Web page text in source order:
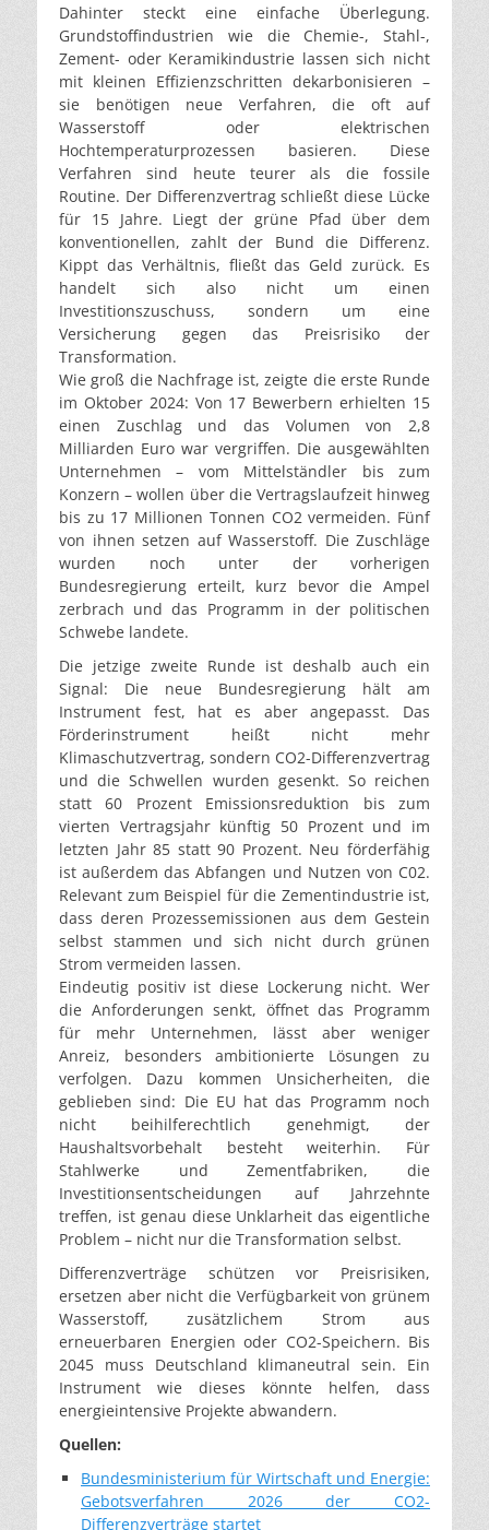
Dahinter steckt eine einfache Überlegung.
Grundstoffindustrien wie die Chemie-, Stahl-,
Zement- oder Keramikindustrie lassen sich nicht
mit kleinen Effizienzschritten dekarbonisieren –
sie benötigen neue Verfahren, die oft auf
Wasserstoff oder elektrischen
Hochtemperaturprozessen basieren. Diese
Verfahren sind heute teurer als die fossile
Routine. Der Differenzvertrag schließt diese Lücke
für 15 Jahre. Liegt der grüne Pfad über dem
konventionellen, zahlt der Bund die Differenz.
Kippt das Verhältnis, fließt das Geld zurück. Es
handelt sich also nicht um einen
Investitionszuschuss, sondern um eine
Versicherung gegen das Preisrisiko der
Transformation.
Wie groß die Nachfrage ist, zeigte die erste Runde
im Oktober 2024: Von 17 Bewerbern erhielten 15
einen Zuschlag und das Volumen von 2,8
Milliarden Euro war vergriffen. Die ausgewählten
Unternehmen – vom Mittelständler bis zum
Konzern – wollen über die Vertragslaufzeit hinweg
bis zu 17 Millionen Tonnen CO2 vermeiden. Fünf
von ihnen setzen auf Wasserstoff. Die Zuschläge
wurden noch unter der vorherigen
Bundesregierung erteilt, kurz bevor die Ampel
zerbrach und das Programm in der politischen
Schwebe landete.
Die jetzige zweite Runde ist deshalb auch ein
Signal: Die neue Bundesregierung hält am
Instrument fest, hat es aber angepasst. Das
Förderinstrument heißt nicht mehr
Klimaschutzvertrag, sondern CO2-Differenzvertrag
und die Schwellen wurden gesenkt. So reichen
statt 60 Prozent Emissionsreduktion bis zum
vierten Vertragsjahr künftig 50 Prozent und im
letzten Jahr 85 statt 90 Prozent. Neu förderfähig
ist außerdem das Abfangen und Nutzen von C02.
Relevant zum Beispiel für die Zementindustrie ist,
dass deren Prozessemissionen aus dem Gestein
selbst stammen und sich nicht durch grünen
Strom vermeiden lassen.
Eindeutig positiv ist diese Lockerung nicht. Wer
die Anforderungen senkt, öffnet das Programm
für mehr Unternehmen, lässt aber weniger
Anreiz, besonders ambitionierte Lösungen zu
verfolgen. Dazu kommen Unsicherheiten, die
geblieben sind: Die EU hat das Programm noch
nicht beihilferechtlich genehmigt, der
Haushaltsvorbehalt besteht weiterhin. Für
Stahlwerke und Zementfabriken, die
Investitionsentscheidungen auf Jahrzehnte
treffen, ist genau diese Unklarheit das eigentliche
Problem – nicht nur die Transformation selbst.
Differenzverträge schützen vor Preisrisiken,
ersetzen aber nicht die Verfügbarkeit von grünem
Wasserstoff, zusätzlichem Strom aus
erneuerbaren Energien oder CO2-Speichern. Bis
2045 muss Deutschland klimaneutral sein. Ein
Instrument wie dieses könnte helfen, dass
energieintensive Projekte abwandern.
Quellen:
Bundesministerium für Wirtschaft und Energie:
Gebotsverfahren 2026 der CO2-
Differenzverträge startet